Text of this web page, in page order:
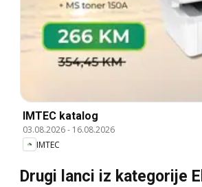
IMTEC katalog
03.08.2026- 16.08.2026
IMTEC
Drugi lanci iz kategorije